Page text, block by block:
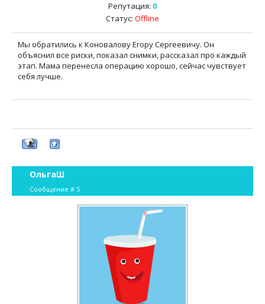
Репутация: 0
Статус: Offline
Мы обратились к Коновалову Егору Сергеевичу. Он
объяснил все риски, показал снимки, рассказал про каждый
этап. Мама перенесла операцию хорошо, сейчас чувствует
себя лучше.
ОльгаШ
Сообщение # 5